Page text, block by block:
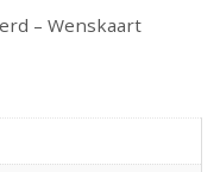
– Wenskaart